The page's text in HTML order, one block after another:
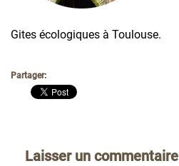
Gites écologiques à Toulouse.
Partager:
Laisser un commentaire